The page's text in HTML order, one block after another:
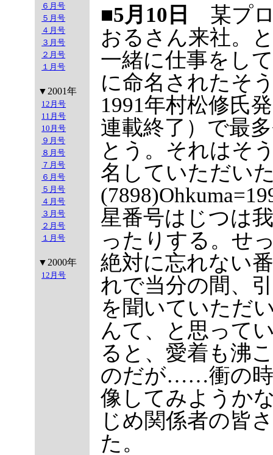
６月号
５月号
４月号
３月号
２月号
１月号
▼2001年
12月号
11月号
10月号
９月号
８月号
７月号
６月号
５月号
４月号
３月号
２月号
１月号
▼2000年
12月号
■5月10日
某プ
おるさん来社。
一緒に仕事をし
に命名されたそ
1991年村松修氏
連載終了）で最
とう。それはそ
名していただい
星番号はじつは
ったりする。せ
絶対に忘れない
れで当分の間、
を聞いていただ
んて、と思って
ると、愛着も沸
のだが……衝の時
像してみようか
じめ関係者の皆
た。